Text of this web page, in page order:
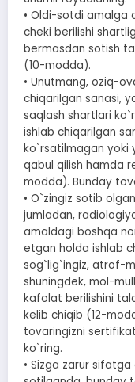
• Oldi-sotdi amalga
cheki berilishi
bermasdan sotish
(10-modda).
• Unutmang, oziq-
chiqarilgan sanasi,
saqlash shartlari
ishlab chiqarilgan
ko`rsatilmagan yoki
qabul qilish hamda
modda). Bunday
• O`zingiz sotib
jumladan,
amaldagi boshqa
etgan holda ishlab
sog`lig`ingiz, atrof-
shuningdek, mol-
kafolat berilishini
kelib chiqib (12-
tovaringizni
ko`ring.
• Sizga zarur